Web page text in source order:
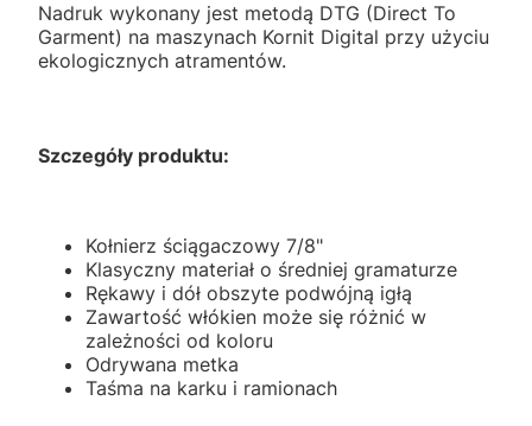
Nadruk wykonany jest metodą DTG (Direct To
Garment) na maszynach Kornit Digital przy użyciu
ekologicznych atramentów.
Szczegóły produktu:
Kołnierz ściągaczowy 7/8"
Klasyczny materiał o średniej gramaturze
Rękawy i dół obszyte podwójną igłą
Zawartość włókien może się różnić w
zależności od koloru
Odrywana metka
Taśma na karku i ramionach